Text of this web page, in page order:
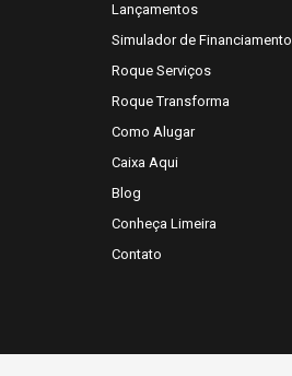
Lançamentos
Simulador de Financiamento
Roque Serviços
Roque Transforma
Como Alugar
Caixa Aqui
Blog
Conheça Limeira
Contato